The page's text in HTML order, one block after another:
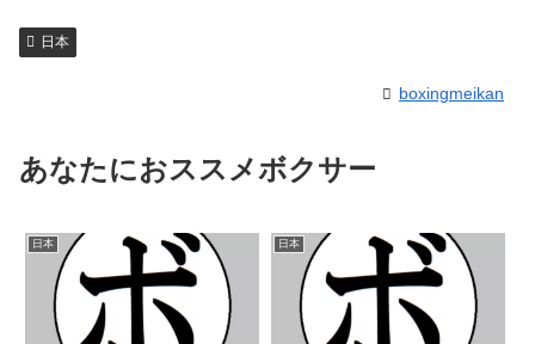
日本
boxingmeikan
あなたにおススメボクサー
日本 日本